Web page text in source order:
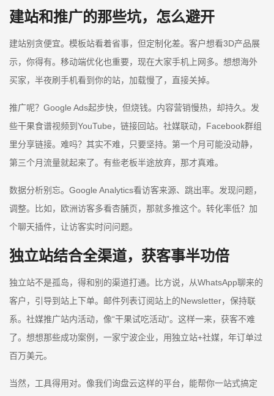
建站和推广的那些坑，怎么避开
建站别贪便宜。模板站看着省事，但定制化差。客户想看3D产品展
示，你得有。移动端优化也重要，现在大家手机上网多。想想海外
买家，半夜刷手机看到你的站，加载慢了，直接关掉。
推广呢？Google Ads起步快，但烧钱。内容营销慢热，却持久。发
些干果食谱视频到YouTube，链接回站。社媒联动，Facebook群组
里分享链接。难吗？其实不难，只要坚持。第一个月可能没动静，
第三个月流量就起来了。有些老板半途放弃，那才真难。
数据分析别忘。Google Analytics看访客来源、跳出率。发现问题，
调整。比如，欧洲访客多看杏脯页，那就多推这个。转化率低？加
个聊天插件，让访客实时问问题。
独立站结合全渠道，获客事半功倍
独立站不是孤岛，得和别的渠道打通。比方说，从WhatsApp聊来的
客户，引导到站上下单。邮件列表订阅站上的Newsletter，保持联
系。社媒推广站内活动，像“干果试吃活动”。这样一来，获客不难
了。想想那些成功案例，一家宁波企业，用独立站+社媒，年订单过
百万美元。
当然，工具得用对。像我们询盘云这样的平台，能帮你一站式搞定